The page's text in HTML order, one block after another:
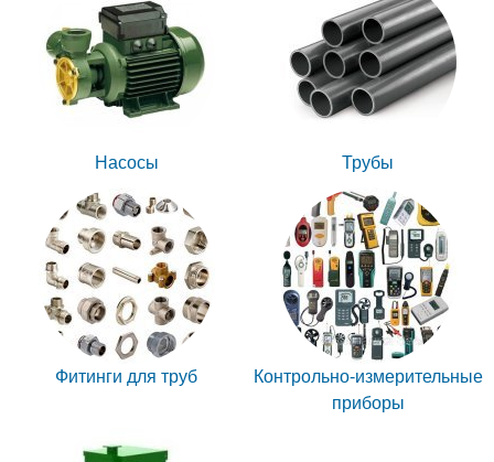
Насосы Трубы
Фитинги для труб
Контрольно-измерительные
приборы